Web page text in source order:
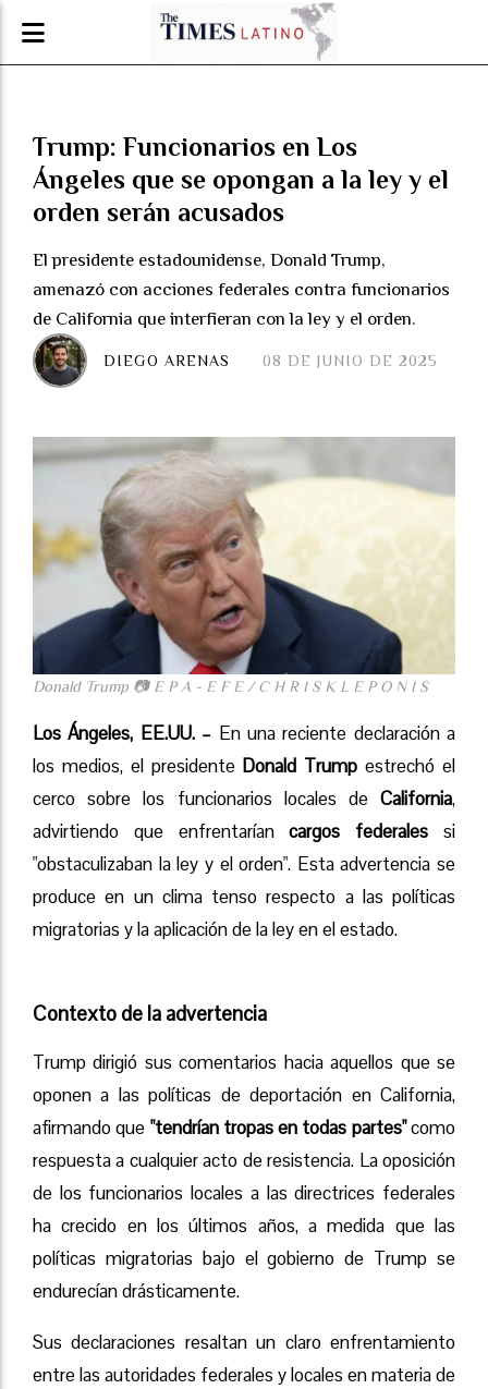
Trump: Funcionarios en Los
Ángeles que se opongan a la ley y el
orden serán acusados
El presidente estadounidense, Donald Trump,
amenazó con acciones federales contra funcionarios
de California que interfieran con la ley y el orden.
08 DE JUNIO DE 2025
DIEGO ARENAS
Donald Trump 📷 E P A - E F E / C H R I S K L E P O N I S
Los Ángeles, EE.UU. – En una reciente declaración a
los medios, el presidente Donald Trump estrechó el
cerco sobre los funcionarios locales de California,
advirtiendo que enfrentaríancargos federales si
"obstaculizaban la ley y el orden". Esta advertencia se
produce en un clima tenso respecto a las políticas
migratorias y la aplicación de la ley en el estado.
Contexto de la advertencia
Trump dirigió sus comentarios hacia aquellos que se
oponen a las políticas de deportación en California,
afirmando que "tendrían tropas en todas partes"como
respuesta a cualquier acto de resistencia. La oposición
de los funcionarios locales a las directrices federales
ha crecido en los últimos años, a medida que las
políticas migratorias bajo el gobierno de Trump se
endurecían drásticamente.
Sus declaraciones resaltan un claro enfrentamiento
entre las autoridades federales y locales en materia de